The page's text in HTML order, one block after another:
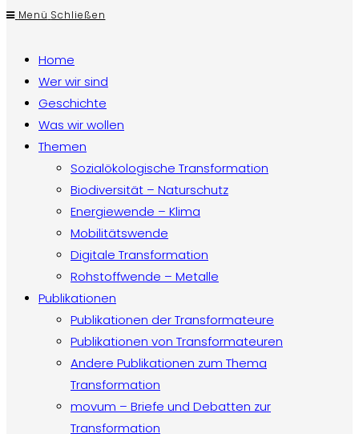
Menü Schließen
Home
Wer wir sind
Geschichte
Was wir wollen
Themen
Sozialökologische Transformation
Biodiversität – Naturschutz
Energiewende – Klima
Mobilitätswende
Digitale Transformation
Rohstoffwende – Metalle
Publikationen
Publikationen der Transformateure
Publikationen von Transformateuren
Andere Publikationen zum Thema
Transformation
movum – Briefe und Debatten zur
Transformation